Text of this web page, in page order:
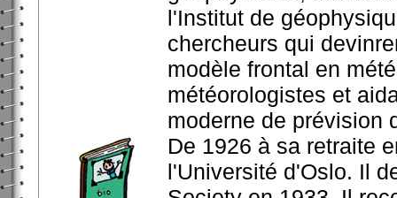
l'Institut de
chercheurs qui
modèle frontal en
météorologistes et
moderne de prévision
De 1926 à sa retraite
l'Université d'Oslo. Il